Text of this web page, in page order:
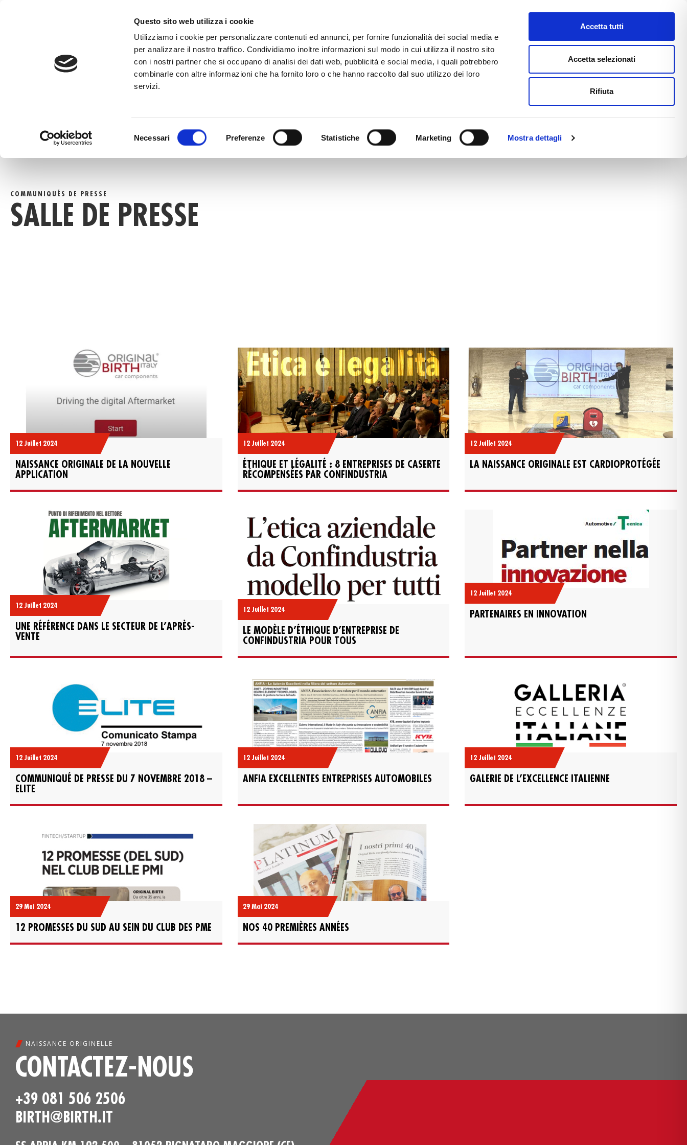
Questo sito web utilizza i cookie
Utilizziamo i cookie per personalizzare contenuti ed annunci, per fornire funzionalità dei social media e
per analizzare il nostro traffico. Condividiamo inoltre informazioni sul modo in cui utilizza il nostro sito
con i nostri partner che si occupano di analisi dei dati web, pubblicità e social media, i quali potrebbero
combinarle con altre informazioni che ha fornito loro o che hanno raccolto dal suo utilizzo dei loro
servizi.
del
Necessari Preferenze Statistiche Marketing Mostra dettagli
Accetta tutti
Accetta selezionati
Rifiuta
CATALOGUE NUMÉRIQUE TECALLIANCE E-COMMERCE FAST NEWS
COMMUNIQUÉS DE PRESSE
SALLE DE PRESSE
TOUTES LES INFORMATIONS DESTINÉES AUX MÉDIAS ET AUX PROFESSIONNELS DU SECTEUR.
12 Juillet 2024
NAISSANCE ORIGINALE DE LA NOUVELLE
APPLICATION
12 Juillet 2024
ÉTHIQUE ET LÉGALITÉ : 8 ENTREPRISES DE CASERTE
RÉCOMPENSÉES PAR CONFINDUSTRIA
12 Juillet 2024
LA NAISSANCE ORIGINALE EST CARDIOPROTÉGÉE
12 Juillet 2024
UNE RÉFÉRENCE DANS LE SECTEUR DE L’APRÈS-
VENTE
12 Juillet 2024
LE MODÈLE D’ÉTHIQUE D’ENTREPRISE DE
CONFINDUSTRIA POUR TOUS
12 Juillet 2024
PARTENAIRES EN INNOVATION
12 Juillet 2024
COMMUNIQUÉ DE PRESSE DU 7 NOVEMBRE 2018 –
ELITE
12 Juillet 2024
ANFIA EXCELLENTES ENTREPRISES AUTOMOBILES
12 Juillet 2024
GALERIE DE L’EXCELLENCE ITALIENNE
29 Mai 2024
12 PROMESSES DU SUD AU SEIN DU CLUB DES PME
29 Mai 2024
NOS 40 PREMIÈRES ANNÉES
NAISSANCE ORIGINELLE
CONTACTEZ-NOUS
+39 081 506 2506
BIRTH@BIRTH.IT